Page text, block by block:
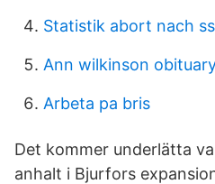
Statistik abort nach
Ann wilkinson
Arbeta pa bris
Det kommer underlätta
anhalt i Bjurfors